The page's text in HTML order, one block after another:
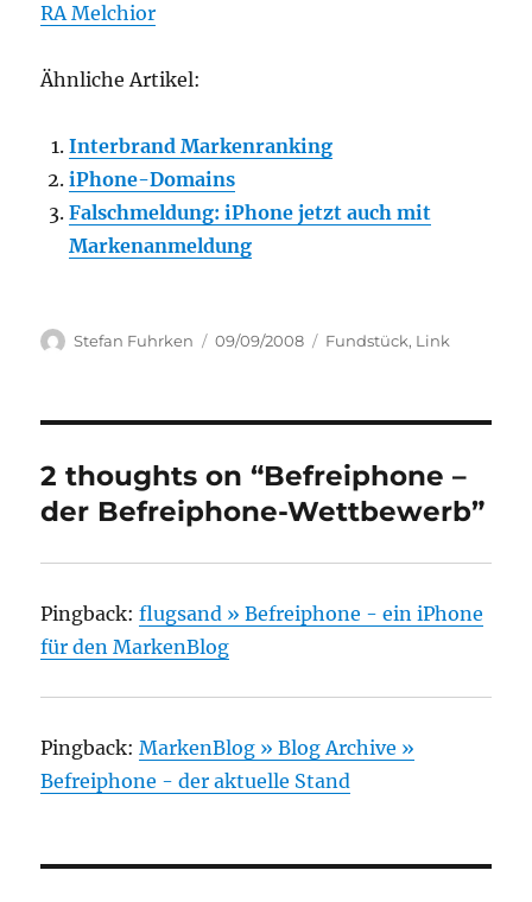
RA Melchior
Ähnliche Artikel:
Interbrand Markenranking
iPhone-Domains
Falschmeldung: iPhone jetzt auch mit
Markenanmeldung
Author
Stefan Fuhrken
Posted
09/09/2008 Categories
Fundstück, Link
2 thoughts on “Befreiphone –
der Befreiphone-Wettbewerb”
Pingback:flugsand » Befreiphone - ein iPhone
für den MarkenBlog
Pingback:MarkenBlog » Blog Archive »
Befreiphone - der aktuelle Stand